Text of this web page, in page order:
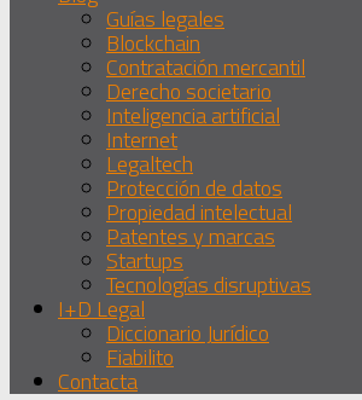
Guías legales
Blockchain
Contratación mercantil
Derecho societario
Inteligencia artificial
Internet
Legaltech
Protección de datos
Propiedad intelectual
Patentes y marcas
Startups
Tecnologías disruptivas
I+D Legal
Diccionario Jurídico
Fiabilito
Contacta